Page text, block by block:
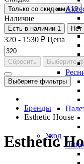
Уход
Лицо
Только со cкидками 19
Наличие
Есть в наличии 1 Нет
320 - 1530 ₽ Цена
Сбросить Выберите
Выберите фильтры
Бренды
Esthetic House
Esthetic